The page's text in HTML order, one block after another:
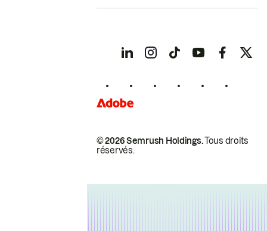
© 2026 Semrush Holdings.Tous droits
réservés.